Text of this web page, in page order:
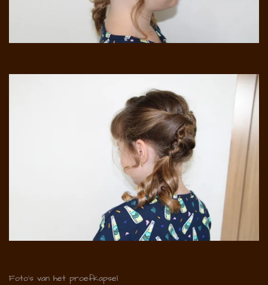
Foto's van het proefkapsel